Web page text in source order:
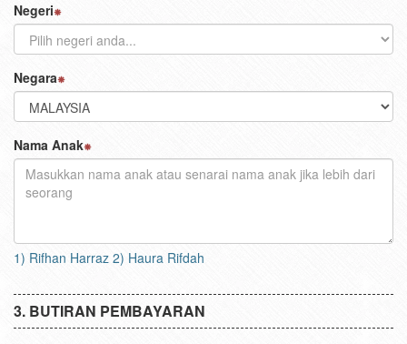
Negeri
Negara
Nama Anak
1) Rifhan Harraz 2) Haura Rifdah
BUTIRAN PEMBAYARAN